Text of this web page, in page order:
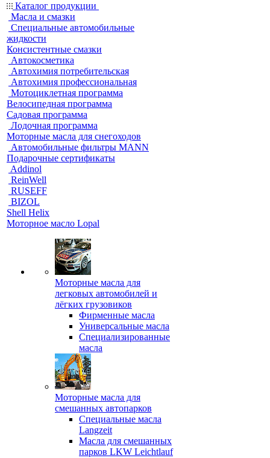
Каталог продукции
Масла и смазки
Специальные автомобильные
жидкости
Консистентные смазки
Автокосметика
Автохимия потребительская
Автохимия профессиональная
Мотоциклетная программа
Велосипедная программа
Садовая программа
Лодочная программа
Моторные масла для снегоходов
Автомобильные фильтры MANN
Подарочные сертификаты
Addinol
ReinWell
RUSEFF
BIZOL
Shell Helix
Моторное масло Lopal
Моторные масла для
легковых автомобилей и
лёгких грузовиков
Фирменные масла
Универсальные масла
Специализированные
масла
Моторные масла для
смешанных автопарков
Специальные масла
Langzeit
Масла для смешанных
парков LKW Leichtlauf